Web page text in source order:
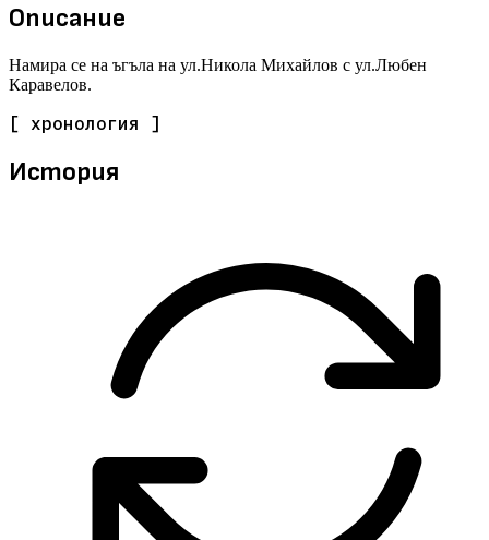
Описание
Намира се на ъгъла на ул.Никола Михайлов с ул.Любен
Каравелов.
[ хронология ]
История